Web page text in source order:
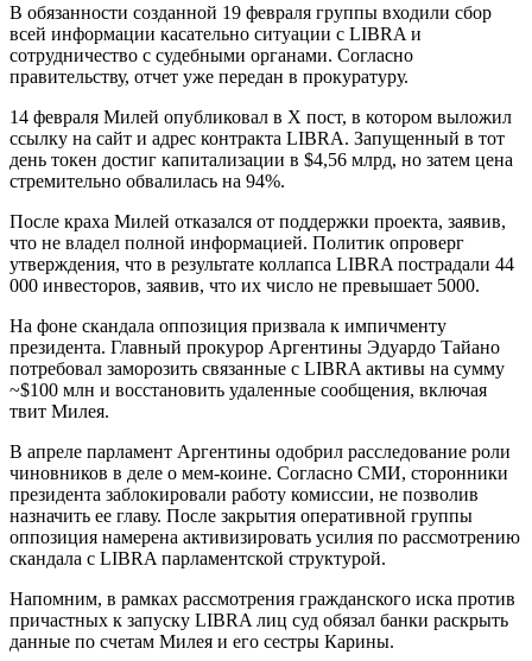
В обязанности созданной 19 февраля группы входили сбор
всей информации касательно ситуации с LIBRA и
сотрудничество с судебными органами. Согласно
правительству, отчет уже передан в прокуратуру.
14 февраля Милей опубликовал в X пост, в котором выложил
ссылку на сайт и адрес контракта LIBRA. Запущенный в тот
день токен достиг капитализации в $4,56 млрд, но затем цена
стремительно обвалилась на 94%.
После краха Милей отказался от поддержки проекта, заявив,
что не владел полной информацией. Политик опроверг
утверждения, что в результате коллапса LIBRA пострадали 44
000 инвесторов, заявив, что их число не превышает 5000.
На фоне скандала оппозиция призвала к импичменту
президента. Главный прокурор Аргентины Эдуардо Тайано
потребовал заморозить связанные с LIBRA активы на сумму
~$100 млн и восстановить удаленные сообщения, включая
твит Милея.
В апреле парламент Аргентины одобрил расследование роли
чиновников в деле о мем-коине. Согласно СМИ, сторонники
президента заблокировали работу комиссии, не позволив
назначить ее главу. После закрытия оперативной группы
оппозиция намерена активизировать усилия по рассмотрению
скандала с LIBRA парламентской структурой.
Напомним, в рамках рассмотрения гражданского иска против
причастных к запуску LIBRA лиц суд обязал банки раскрыть
данные по счетам Милея и его сестры Карины.